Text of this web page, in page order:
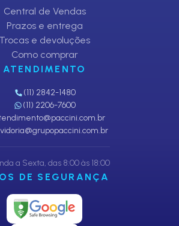
Central de Vendas
Prazos e entrega
Trocas e devoluções
Como comprar
ATENDIMENTO
(11) 2842-1480
(11) 2206-7600
a Sexta, das 8:00 às 18:00
DE SEGURANÇA